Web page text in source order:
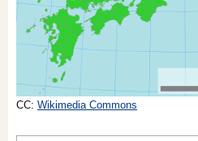
CC: Wikimedia Commons